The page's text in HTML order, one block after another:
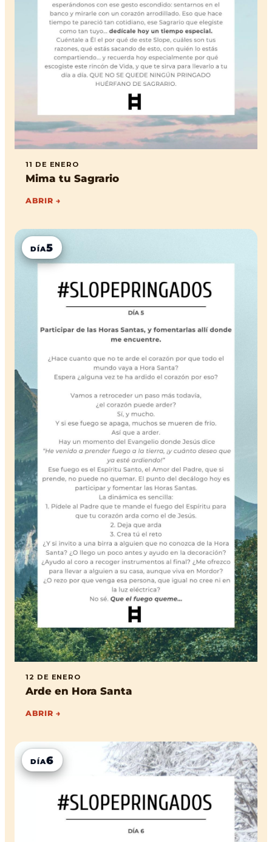
11 DE ENERO
Mima tu Sagrario
ABRIR →
DÍA5
12 DE ENERO
Arde en Hora Santa
ABRIR →
DÍA6